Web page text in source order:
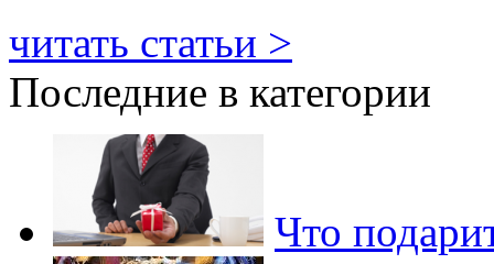
читать статьи >
Последние в категории
Что